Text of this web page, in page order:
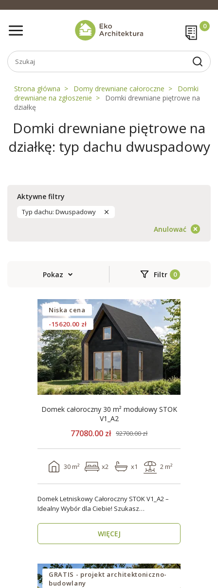
Strona główna Domy drewniane całoroczne
Domki
drewniane na zgłoszenie
Domki drewniane piętrowe na
działkę
Domki drewniane piętrowe na
działkę: typ dachu dwuspadowy
Aktywne filtry
Typ dachu: Dwuspadowy
Anulować
Pokaz Filtr
Niska cena
-15620.00 zł
Domek całoroczny 30 m² modułowy STOK
V1_A2
77080.00 zł 92700.00 zł
30 m² x2 x1 2 m²
Domek Letniskowy Całoroczny STOK V1_A2 –
Idealny Wybór dla Ciebie! Szukasz
WIĘCEJ
GRATIS - projekt architektoniczno-
budowlany